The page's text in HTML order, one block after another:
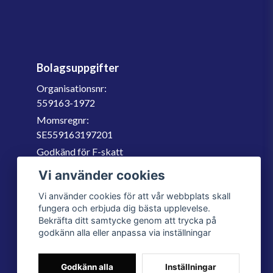
Bolagsuppgifter
Organisationsnr:
559163-1972
Momsregnr:
SE559163197201
Godkänd för F-skatt
060-566 800
Vi använder cookies
Vi använder cookies för att vår webbplats skall
fungera och erbjuda dig bästa upplevelse.
Bekräfta ditt samtycke genom att trycka på
godkänn alla eller anpassa via inställningar
Godkänn alla Inställningar